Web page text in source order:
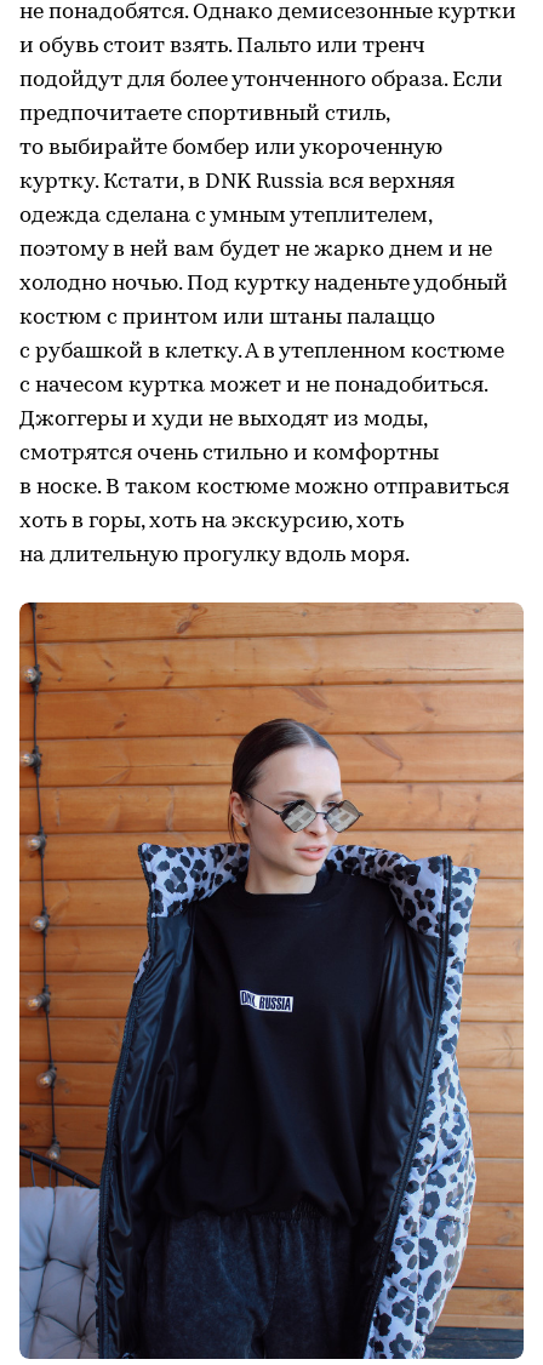
не понадобятся. Однако демисезонные куртки
и обувь стоит взять. Пальто или тренч
подойдут для более утонченного образа. Если
предпочитаете спортивный стиль,
то выбирайте бомбер или укороченную
куртку. Кстати, в DNK Russia вся верхняя
одежда сделана с умным утеплителем,
поэтому в ней вам будет не жарко днем и не
холодно ночью. Под куртку наденьте удобный
костюм с принтом или штаны палаццо
с рубашкой в клетку. А в утепленном костюме
с начесом куртка может и не понадобиться.
Джоггеры и худи не выходят из моды,
смотрятся очень стильно и комфортны
в носке. В таком костюме можно отправиться
хоть в горы, хоть на экскурсию, хоть
на длительную прогулку вдоль моря.